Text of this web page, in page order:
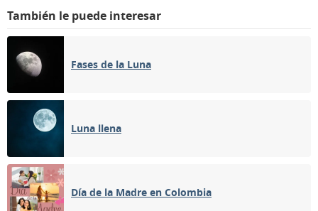
También le puede interesar
Fases de la Luna
Luna llena
Día de la Madre en Colombia